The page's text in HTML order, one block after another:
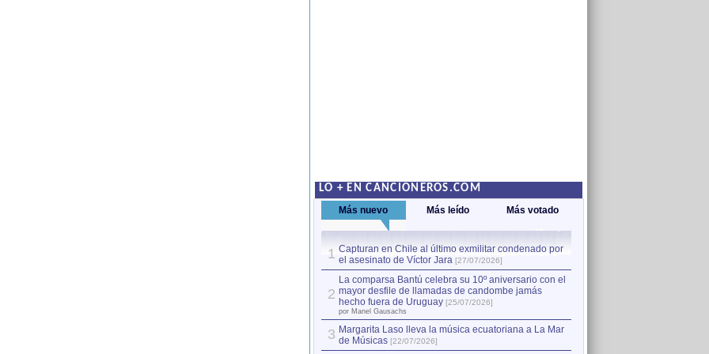
LO + EN CANCIONEROS.COM
Más nuevo Más leído Más votado
1 Capturan en Chile al último exmilitar condenado por
el asesinato de Víctor Jara [27/07/2026]
2
La comparsa Bantú celebra su 10º aniversario con el
mayor desfile de llamadas de candombe jamás
hecho fuera de Uruguay [25/07/2026]
por Manel Gausachs
3 Margarita Laso lleva la música ecuatoriana a La Mar
de Músicas [22/07/2026]